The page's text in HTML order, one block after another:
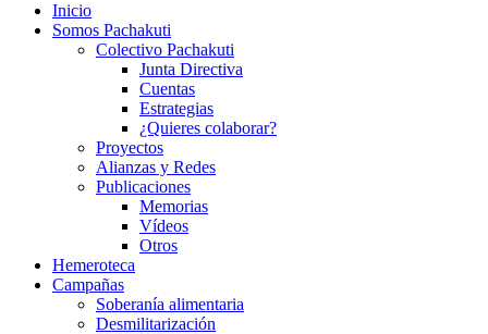
Inicio
Somos Pachakuti
Colectivo Pachakuti
Junta Directiva
Cuentas
Estrategias
¿Quieres colaborar?
Proyectos
Alianzas y Redes
Publicaciones
Memorias
Vídeos
Otros
Hemeroteca
Campañas
Soberanía alimentaria
Desmilitarización